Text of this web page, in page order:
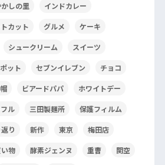
しの里 インドカレー
カット グルメ ケーキ
シュークリーム スイーツ
ット セブンイレブン チョコ
ビアードパパ ホワイトデー
ル 三田製麺所 保護フィルム
り 新作 東京 梅田店
物 酵素ジェンヌ 重曹 関空